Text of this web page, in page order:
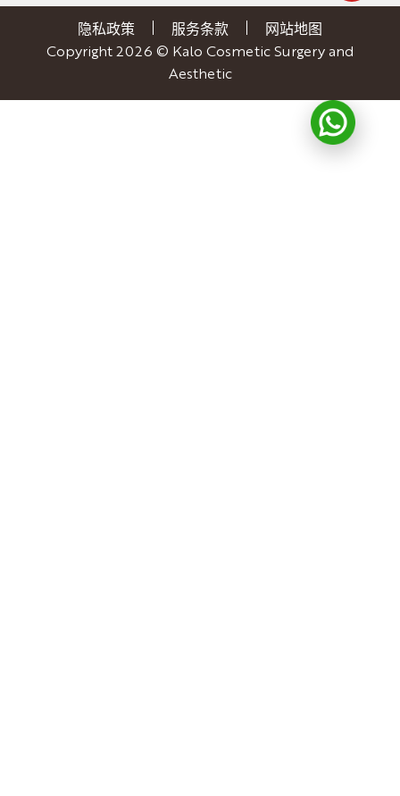
Copyright 2026 © Kalo Cosmetic Surgery and
Aesthetic
隐私政策 服务条款 网站地图